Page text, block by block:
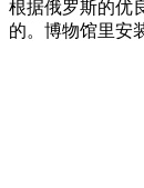
根据俄罗斯的优
的。博物馆里安